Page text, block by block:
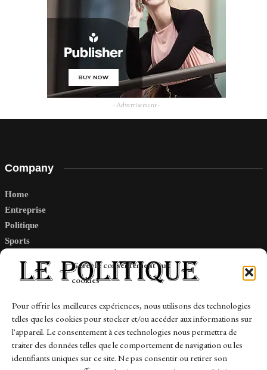
Gérer le consentement aux
cookies
Pour offrir les meilleures expériences, nous utilisons des technologies
telles que les cookies pour stocker et/ou accéder aux informations sur
l'appareil. Le consentement à ces technologies nous permettra de
traiter des données telles que le comportement de navigation ou les
identifiants uniques sur ce site. Ne pas consentir ou retirer son
- Advertisement -
Company
Home
Entreprise
Politique
Sports
Links
Contact